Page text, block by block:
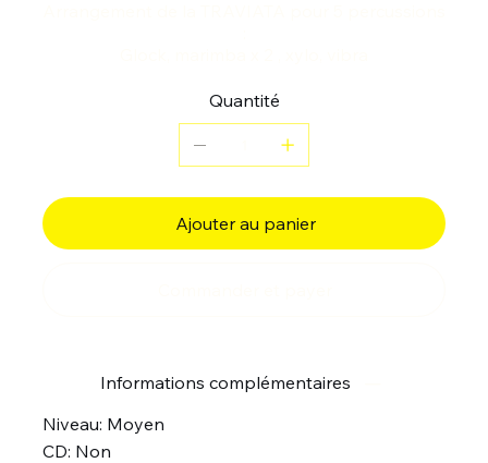
Quantité
Ajouter au panier
Informations complémentaires
Niveau: Moyen
CD: Non